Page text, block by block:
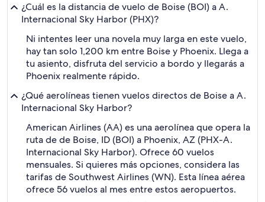
¿Cuál es la distancia de vuelo de Boise (BOI) a A.
Internacional Sky Harbor (PHX)?
Ni intentes leer una novela muy larga en este vuelo,
hay tan solo 1,200 km entre Boise y Phoenix. Llega a
tu asiento, disfruta del servicio a bordo y llegarás a
Phoenix realmente rápido.
¿Qué aerolíneas tienen vuelos directos de Boise a A.
Internacional Sky Harbor?
American Airlines (AA) es una aerolínea que opera la
ruta de de Boise, ID (BOI) a Phoenix, AZ (PHX-A.
Internacional Sky Harbor). Ofrece 60 vuelos
mensuales. Si quieres más opciones, considera las
tarifas de Southwest Airlines (WN). Esta línea aérea
ofrece 56 vuelos al mes entre estos aeropuertos.